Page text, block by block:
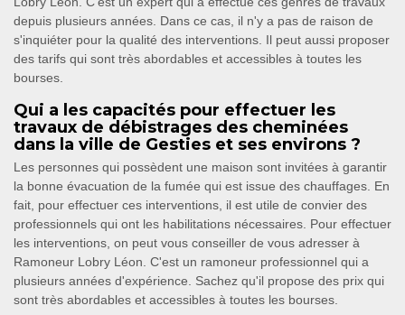
depuis plusieurs années. Dans ce cas, il n'y a pas de raison de
s'inquiéter pour la qualité des interventions. Il peut aussi proposer
des tarifs qui sont très abordables et accessibles à toutes les
bourses.
Qui a les capacités pour effectuer les
travaux de débistrages des cheminées
dans la ville de Gesties et ses environs ?
Les personnes qui possèdent une maison sont invitées à garantir
la bonne évacuation de la fumée qui est issue des chauffages. En
fait, pour effectuer ces interventions, il est utile de convier des
professionnels qui ont les habilitations nécessaires. Pour effectuer
les interventions, on peut vous conseiller de vous adresser à
Ramoneur Lobry Léon. C'est un ramoneur professionnel qui a
plusieurs années d'expérience. Sachez qu'il propose des prix qui
sont très abordables et accessibles à toutes les bourses.